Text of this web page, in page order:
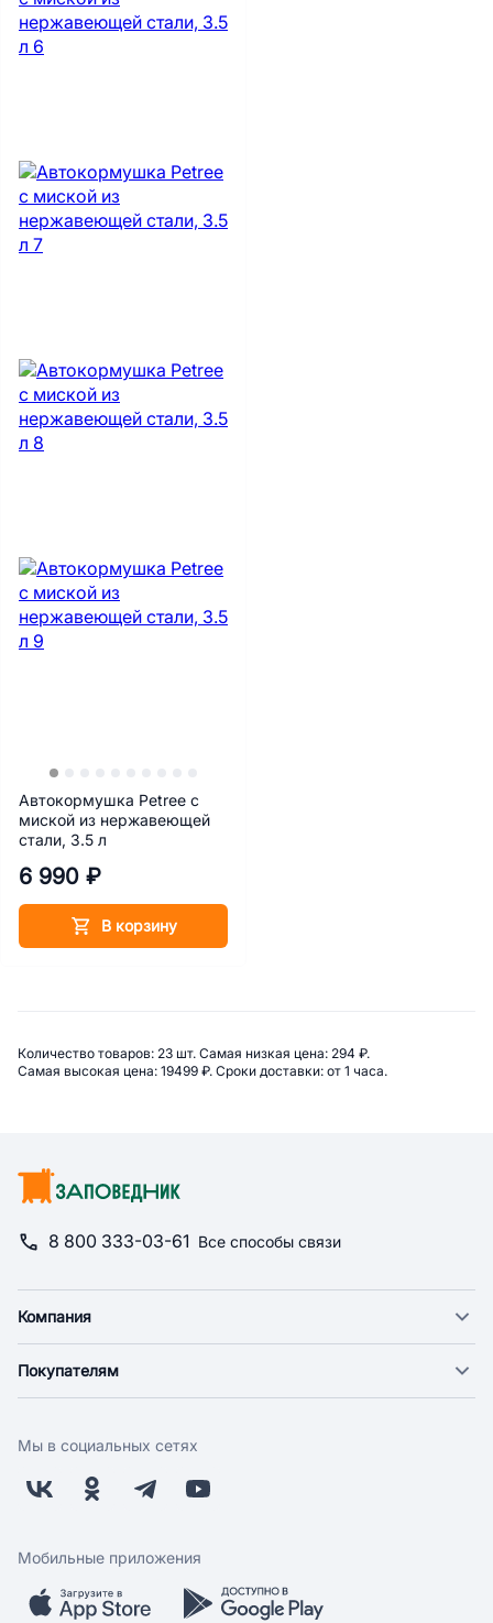
Автокормушка Petree с
миской из нержавеющей
стали, 3.5 л
6 990 ₽
В корзину
Сводная информация по
Количество товаров: 23 шт. Самая низкая цена: 294 ₽.
Самая высокая цена: 19499 ₽. Сроки доставки: от 1 часа.
8 800 333-03-61 Все способы связи
Компания
Новости
Поставщикам
Заводчикам
Обратная связь
Покупателям
Оплата
Бонусная программа
Скидки и акции
Мобильное приложение
Мы в социальных сетях
Мобильные приложения